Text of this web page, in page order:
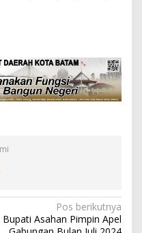
Pos berikutnya
Bupati Asahan Pimpin Apel